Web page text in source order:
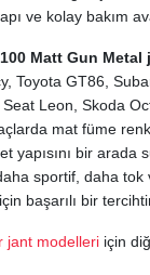
ve kolay bakım
Matt Gun Metal
Toyota GT86,
Leon, Skoda
mat füme
yapısını bir arada
sportif, daha
başarılı bir
jant modelleriiçin